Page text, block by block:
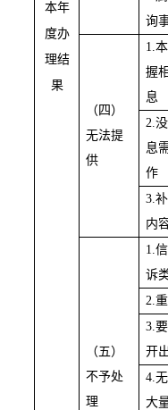
本年
度办
理结
果
询
（四）
无法提
供
1.
握
息
2.
息
作
3.
内
（五）
不予处
理
1.
诉
2.
3.
开
4.
大